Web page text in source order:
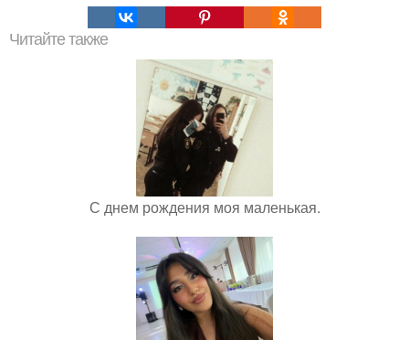
Читайте также
С днем рождения моя маленькая.